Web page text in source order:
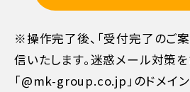
※操作完了後、「受付完了のご
信いたします。迷惑メール対策
「@mk-group.co.jp」のドメイ